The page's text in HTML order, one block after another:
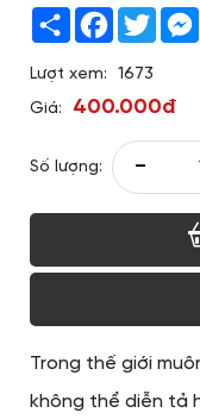
Share Facebook
Lượt xem:
1673
Giá:
400.000đ
Số lượng: -
Trong thế giới
không thể diễn tả